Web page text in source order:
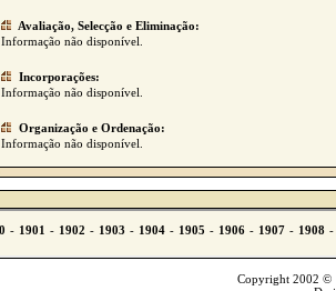
Avaliação, Selecção e Eliminação:
Informação não disponível.
Incorporações:
Informação não disponível.
Organização e Ordenação:
Informação não disponível.
Copyright 2002 ©